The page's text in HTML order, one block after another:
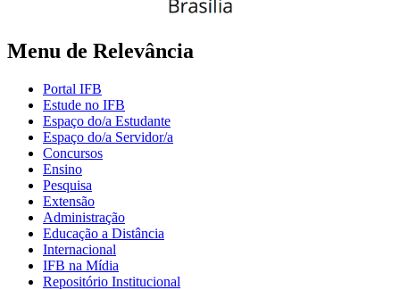
Menu de Relevância
Portal IFB
Estude no IFB
Espaço do/a Estudante
Espaço do/a Servidor/a
Concursos
Ensino
Pesquisa
Extensão
Administração
Educação a Distância
Internacional
IFB na Mídia
Repositório Institucional